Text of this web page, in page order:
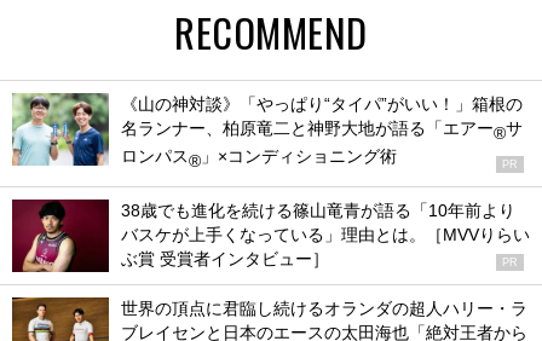
RECOMMEND
《山の神対談》「やっぱり“タイパ”がいい！」箱根の
名ランナー、柏原竜二と神野大地が語る「エアー®サ
ロンパス® 」×コンディショニング術 PR
38歳でも進化を続ける篠山竜青が語る「10年前より
バスケが上手くなっている」理由とは。［MVVりらい
ぶ賞 受賞者インタビュー］
PR
世界の頂点に君臨し続けるオランダの超人ハリー・ラ
ブレイセンと日本のエースの太田海也「絶対王者から